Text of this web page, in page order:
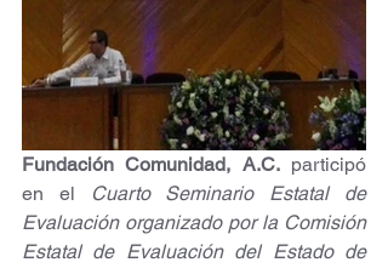
Fundación Comunidad, A.C. participó
en el
Cuarto Seminario Estatal de
Evaluación organizado por la Comisión
Estatal de Evaluación del Estado de